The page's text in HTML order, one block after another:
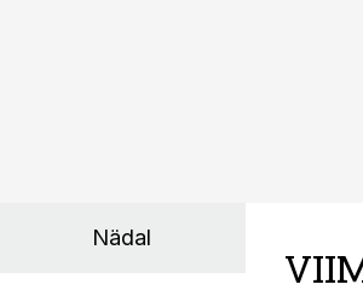
Nädal